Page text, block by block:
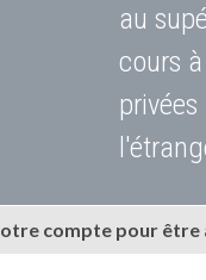
au
cours
compte pour